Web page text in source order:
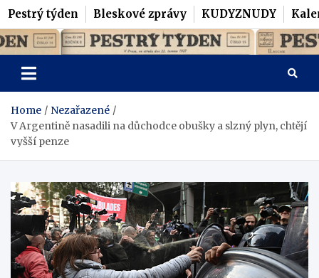
Pestrý týden Bleskové zprávy KUDYZNUDY
Skip
to
content
Pestrý Týden
Home
Nezařazené
V Argentině nasadili na důchodce obušky a slzný plyn, chtějí
vyšší penze